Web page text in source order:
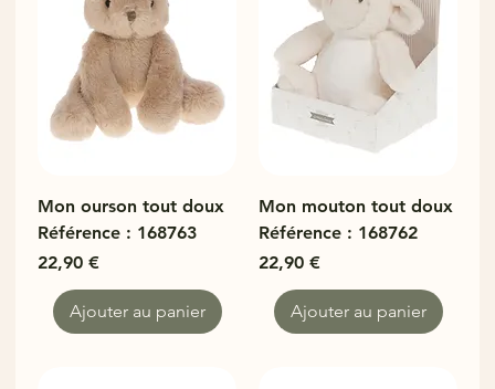
Mon ourson tout doux
Référence : 168763
Prix
22,90 €
Ajouter au panier
Mon mouton tout doux
Référence : 168762
Prix
22,90 €
Ajouter au panier